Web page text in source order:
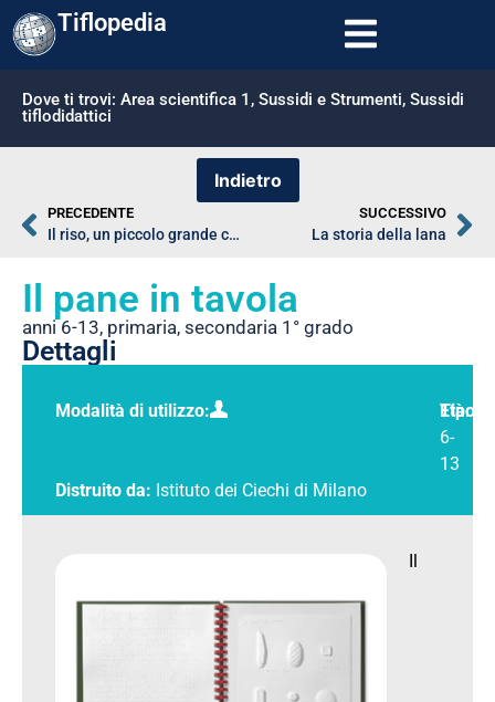
Tiflopedia
Dove ti trovi: Area scientifica 1 , Sussidi e Strumenti, Sussidi
tiflodidattici
PRECEDENTE
Il riso, un piccolo grande chicco
SUCCESSIVO
La storia della lana
Il pane in tavola
anni 6-13, primaria, secondaria 1° grado
Dettagli
Modalità di utilizzo:
Età:
6-
13
Distruito da: Istituto dei Ciechi di Milano
Il